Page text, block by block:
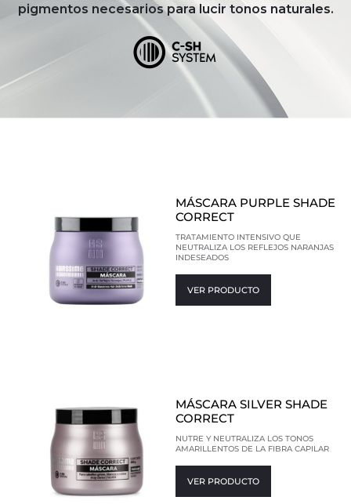
pigmentos necesarios para lucir tonos naturales.
MÁSCARA PURPLE SHADE
CORRECT
TRATAMIENTO INTENSIVO QUE
NEUTRALIZA LOS REFLEJOS NARANJAS
INDESEADOS
VER PRODUCTO
MÁSCARA SILVER SHADE
CORRECT
NUTRE Y NEUTRALIZA LOS TONOS
AMARILLENTOS DE LA FIBRA CAPILAR
VER PRODUCTO